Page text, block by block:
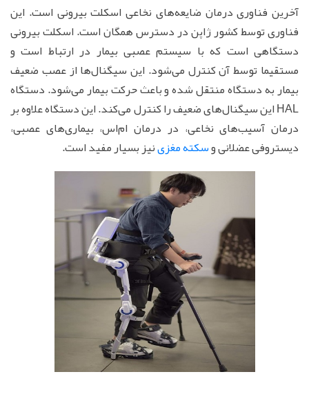
آخرین فناوری درمان ضایعه‌های نخاعی اسکلت بیرونی است. این
فناوری توسط کشور ژاپن در دسترس همگان است. اسکلت بیرونی
دستگاهی است که با سیستم عصبی بیمار در ارتباط است و
مستقیما توسط آن کنترل می‌شود. این سیگنال‌ها از عصب ضعیف
بیمار به دستگاه منتقل شده و باعث حرکت بیمار می‌شود. دستگاه
HAL این سیگنال‌های ضعیف را کنترل می‌کند. این دستگاه علاوه بر
درمان آسیب‌های نخاعی، در درمان ام‌اس، بیماری‌های عصبی،
دیستروفی عضلانی وسکته مغزینیز بسیار مفید است.